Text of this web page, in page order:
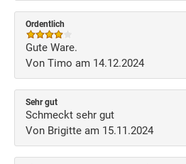
Ordentlich
Gute Ware.
Von Timo am 14.12.2024
Sehr gut
Schmeckt sehr gut
Von Brigitte am 15.11.2024